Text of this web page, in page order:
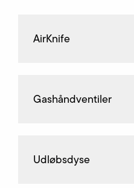
AirKnife
Gashåndventiler
Udløbsdyse